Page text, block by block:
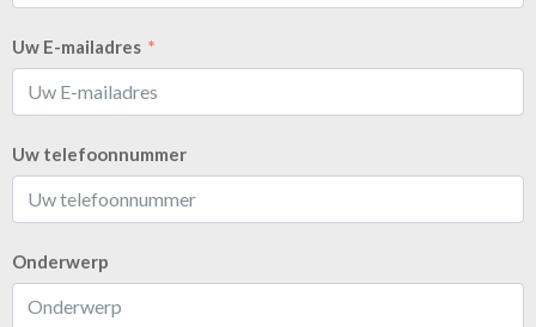
Uw E-mailadres
Uw telefoonnummer
Onderwerp